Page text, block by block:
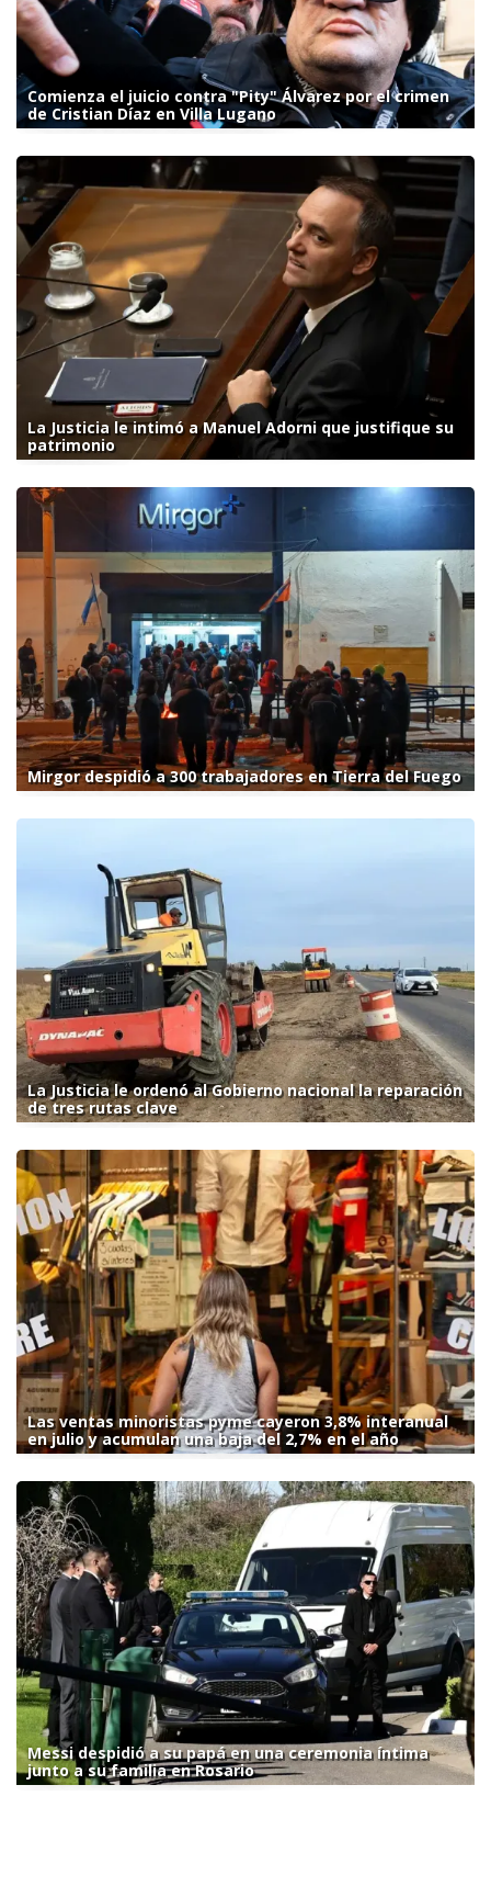
Comienza el juicio contra "Pity" Álvarez por el crimen
de Cristian Díaz en Villa Lugano
La Justicia le intimó a Manuel Adorni que justifique su
patrimonio
Mirgor despidió a 300 trabajadores en Tierra del Fuego
La Justicia le ordenó al Gobierno nacional la reparación
de tres rutas clave
Las ventas minoristas pyme cayeron 3,8% interanual
en julio y acumulan una baja del 2,7% en el año
Messi despidió a su papá en una ceremonia íntima
junto a su familia en Rosario